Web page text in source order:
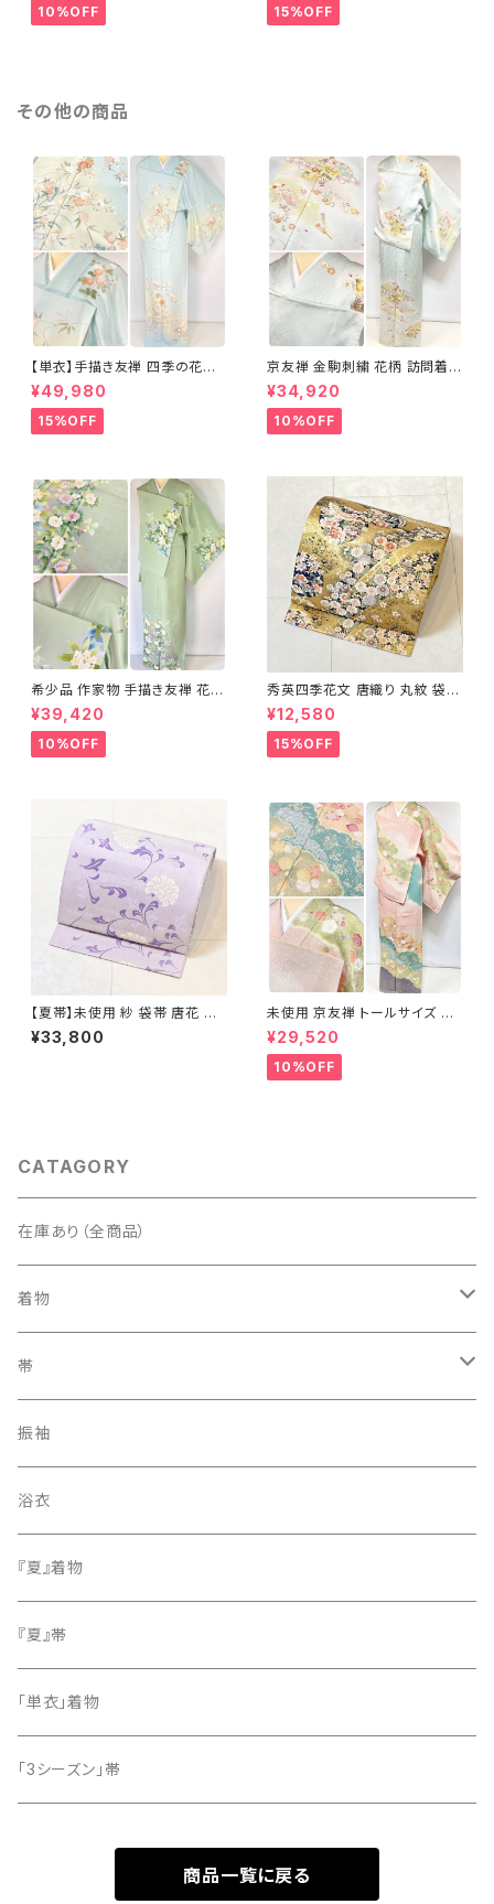
10%OFF 15%OFF
その他の商品
【単衣】手描き友禅 四季の花々
正絹 訪問着 水色 黄緑 白 パス
テルカラー 1431
¥49,980
15%OFF
京友禅 金駒刺繍 花柄 訪問着
正絹 水色 黄緑 パステルカラー
アイスグリーン 1433
¥34,920
10%OFF
希少品 作家物 手描き友禅 花鳥
文 椿 沈丁花 訪問着 正絹 袷 黄
緑 青 白 1418
¥39,420
10%OFF
秀英四季花文 唐織り 丸紋 袋帯
正絹 金糸 ゴールド 紺 ピンク 7
05
¥12,580
15%OFF
【夏帯】未使用 紗 袋帯 唐花 正
絹 紫 白 淡藤色 729
¥33,800
未使用 京友禅 トールサイズ 染
め分け 金彩 訪問着 袷 正絹 ピ
ンク 黄緑 紫 黄色 1438
¥29,520
10%OFF
CATAGORY
在庫あり（全商品）
着物
訪問着・付下げ
紬
色無地
小紋
留袖
帯
袋帯
名古屋帯
振袖
浴衣
『夏』着物
『夏』帯
「単衣」着物
「3シーズン」帯
商品一覧に戻る